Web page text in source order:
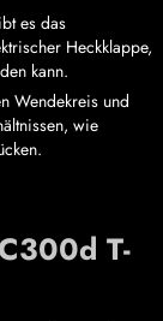
es das
Heckklappe,
kann.
Wendekreis und
wie
T-